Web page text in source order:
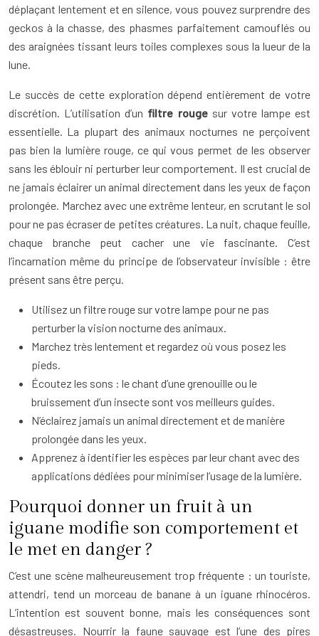
déplaçant lentement et en silence, vous pouvez surprendre des
geckos à la chasse, des phasmes parfaitement camouflés ou
des araignées tissant leurs toiles complexes sous la lueur de la
lune.
Le succès de cette exploration dépend entièrement de votre
discrétion. L’utilisation d’un filtre rougesur votre lampe est
essentielle. La plupart des animaux nocturnes ne perçoivent
pas bien la lumière rouge, ce qui vous permet de les observer
sans les éblouir ni perturber leur comportement. Il est crucial de
ne jamais éclairer un animal directement dans les yeux de façon
prolongée. Marchez avec une extrême lenteur, en scrutant le sol
pour ne pas écraser de petites créatures. La nuit, chaque feuille,
chaque branche peut cacher une vie fascinante. C’est
l’incarnation même du principe de l’observateur invisible : être
présent sans être perçu.
Utilisez un filtre rouge sur votre lampe pour ne pas
perturber la vision nocturne des animaux.
Marchez très lentement et regardez où vous posez les
pieds.
Écoutez les sons : le chant d’une grenouille ou le
bruissement d’un insecte sont vos meilleurs guides.
N’éclairez jamais un animal directement et de manière
prolongée dans les yeux.
Apprenez à identifier les espèces par leur chant avec des
applications dédiées pour minimiser l’usage de la lumière.
Pourquoi donner un fruit à un
iguane modifie son comportement et
le met en danger ?
C’est une scène malheureusement trop fréquente : un touriste,
attendri, tend un morceau de banane à un iguane rhinocéros.
L’intention est souvent bonne, mais les conséquences sont
désastreuses. Nourrir la faune sauvage est l’une des pires